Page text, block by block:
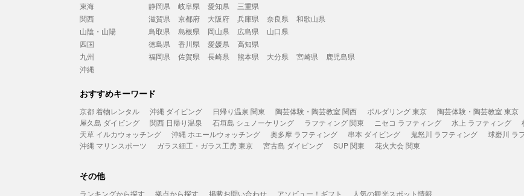
東海
静岡県 岐阜県 愛知県
三重県
関西
滋賀県 京都府 大阪府 兵庫県 奈良県
和歌山県
山陰・山陽
鳥取県 島根県 岡山県 広島県
山口県
四国
徳島県 香川県 愛媛県
高知県
九州
福岡県 佐賀県 長崎県 熊本県 大分県 宮崎県
鹿児島県
沖縄
おすすめキーワード
京都 着物レンタル 沖縄 ダイビング 日帰り温泉 関東 陶芸体験・陶芸教室 関西 ボルダリング 東京 陶芸体験・陶芸教室 東京
屋久島 ダイビング
関西 日帰り温泉 石垣島 シュノーケリング ラフティング 関東 ニセコ ラフティング 水上 ラフティング
天草 イルカウォッチング
沖縄 ホエールウォッチング 奥多摩 ラフティング 串本 ダイビング 鬼怒川 ラフティング 球磨川 ラ
沖縄 マリンスポーツ
ガラス細工・ガラス工房 東京 宮古島 ダイビング SUP 関東 花火大会 関東
その他
ランキングから探す 拠点から探す 掲載お問い合わせ アソビュー！ギフト 人気の観光スポット情報